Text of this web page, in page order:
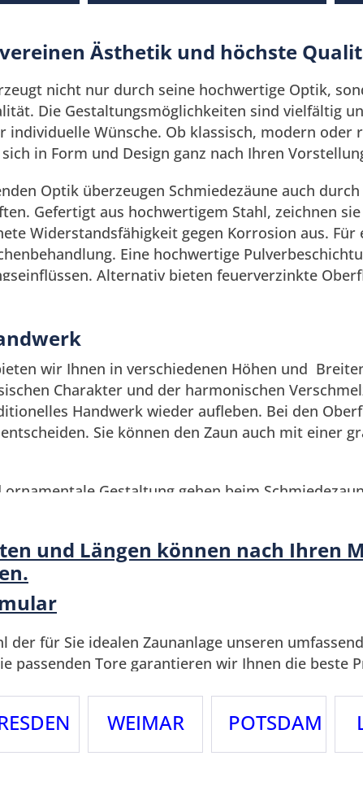
Ästhetik und höchste
nicht nur durch seine hochwertige Optik,
Die Gestaltungsmöglichkeiten sind vielfältig
individuelle Wünsche. Ob klassisch, modern oder
in Form und Design ganz nach Ihren
Optik überzeugen Schmiedezäune auch
Gefertigt aus hochwertigem Stahl, zeichnen
Widerstandsfähigkeit gegen Korrosion aus.
Eine hochwertige
Alternativ bieten feuerverzinkte
Schmiedezaun entscheiden, stehen Ihnen
Schmiedezäune in den AusführungenBERLIN,
ROSTOCKan.
wir Ihnen in verschiedenen Höhen und
Charakter und der harmonischen
Handwerk wieder aufleben. Bei den
Sie können den Zaun auch mit einer
ornamentale Gestaltung gehen beim Schmiedezaun
und Längen können nach Ihren
der für Sie idealen Zaunanlage unseren
passenden Tore garantieren wir Ihnen die beste
WEIMAR POTSDAM